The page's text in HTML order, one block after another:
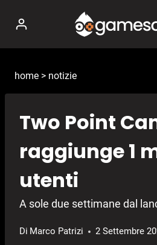
contenuto
home > notizie
Two Point
raggiunge 1
utenti
A sole due settimane dal
Di Marco Patrizi 2 Settembre